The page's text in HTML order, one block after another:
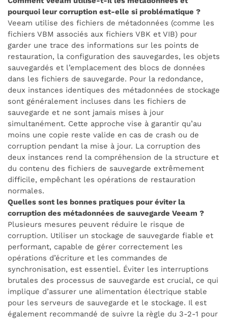
pourquoi leur corruption est-elle si problématique ?
Veeam utilise des fichiers de métadonnées (comme les
fichiers VBM associés aux fichiers VBK et VIB) pour
garder une trace des informations sur les points de
restauration, la configuration des sauvegardes, les objets
sauvegardés et l’emplacement des blocs de données
dans les fichiers de sauvegarde. Pour la redondance,
deux instances identiques des métadonnées de stockage
sont généralement incluses dans les fichiers de
sauvegarde et ne sont jamais mises à jour
simultanément. Cette approche vise à garantir qu’au
moins une copie reste valide en cas de crash ou de
corruption pendant la mise à jour. La corruption des
deux instances rend la compréhension de la structure et
du contenu des fichiers de sauvegarde extrêmement
difficile, empêchant les opérations de restauration
normales.
Quelles sont les bonnes pratiques pour éviter la
corruption des métadonnées de sauvegarde Veeam ?
Plusieurs mesures peuvent réduire le risque de
corruption. Utiliser un stockage de sauvegarde fiable et
performant, capable de gérer correctement les
opérations d’écriture et les commandes de
synchronisation, est essentiel. Éviter les interruptions
brutales des processus de sauvegarde est crucial, ce qui
implique d’assurer une alimentation électrique stable
pour les serveurs de sauvegarde et le stockage. Il est
également recommandé de suivre la règle du 3-2-1 pour